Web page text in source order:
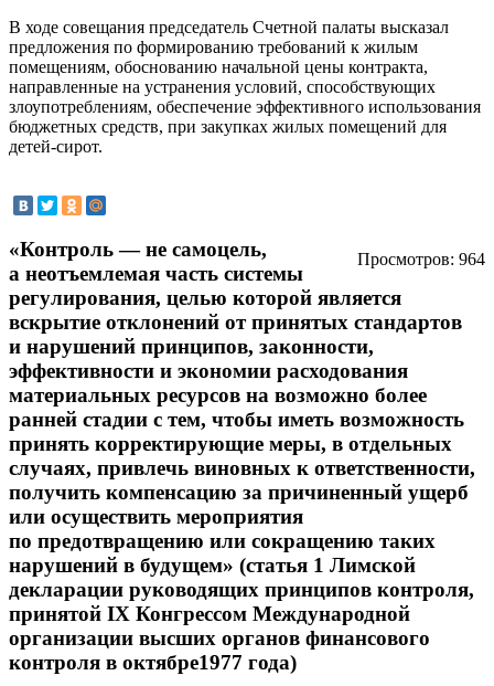
В ходе совещания председатель Счетной палаты высказал
предложения по формированию требований к жилым
помещениям, обоснованию начальной цены контракта,
направленные на устранения условий, способствующих
злоупотреблениям, обеспечение эффективного использования
бюджетных средств, при закупках жилых помещений для
детей-сирот.
Просмотров: 964
«Контроль — не самоцель,
а неотъемлемая часть системы
регулирования, целью которой является
вскрытие отклонений от принятых стандартов
и нарушений принципов, законности,
эффективности и экономии расходования
материальных ресурсов на возможно более
ранней стадии с тем, чтобы иметь возможность
принять корректирующие меры, в отдельных
случаях, привлечь виновных к ответственности,
получить компенсацию за причиненный ущерб
или осуществить мероприятия
по предотвращению или сокращению таких
нарушений в будущем» (статья 1 Лимской
декларации руководящих принципов контроля,
принятой IX Конгрессом Международной
организации высших органов финансового
контроля в октябре1977 года)